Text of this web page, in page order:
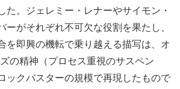
た。ジェレミー・レナーやサイモン・
ーがそれぞれ不可欠な役割を果たし、
を即興の機転で乗り越える描写は、オ
の精神（プロセス重視のサスペン
ックバスターの規模で再現したもので